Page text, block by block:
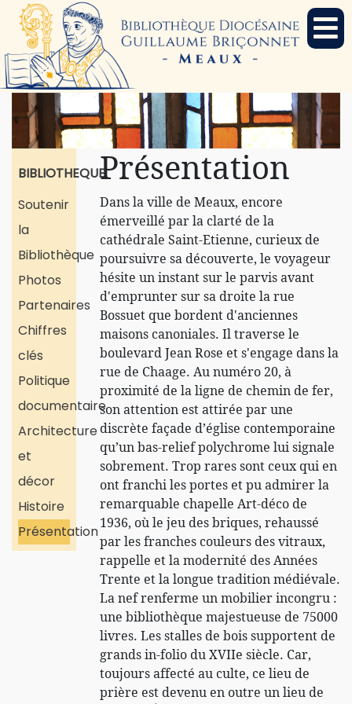
BIBLIOTHEQUE
Soutenir
la
Bibliothèque
Photos
Partenaires
Chiffres
clés
Politique
documentaire
Architecture
et
décor
Histoire
Présentation
Présentation
Dans la ville de Meaux, encore
émerveillé par la clarté de la
cathédrale Saint-Etienne, curieux de
poursuivre sa découverte, le voyageur
hésite un instant sur le parvis avant
d'emprunter sur sa droite la rue
Bossuet que bordent d'anciennes
maisons canoniales. Il traverse le
boulevard Jean Rose et s'engage dans la
rue de Chaage. Au numéro 20, à
proximité de la ligne de chemin de fer,
son attention est attirée par une
discrète façade d’église contemporaine
qu’un bas-relief polychrome lui signale
sobrement. Trop rares sont ceux qui en
ont franchi les portes et pu admirer la
remarquable chapelle Art-déco de
1936, où le jeu des briques, rehaussé
par les franches couleurs des vitraux,
rappelle et la modernité des Années
Trente et la longue tradition médiévale.
La nef renferme un mobilier incongru :
une bibliothèque majestueuse de 75000
livres. Les stalles de bois supportent de
grands in-folio du XVIIe siècle. Car,
toujours affecté au culte, ce lieu de
prière est devenu en outre un lieu de